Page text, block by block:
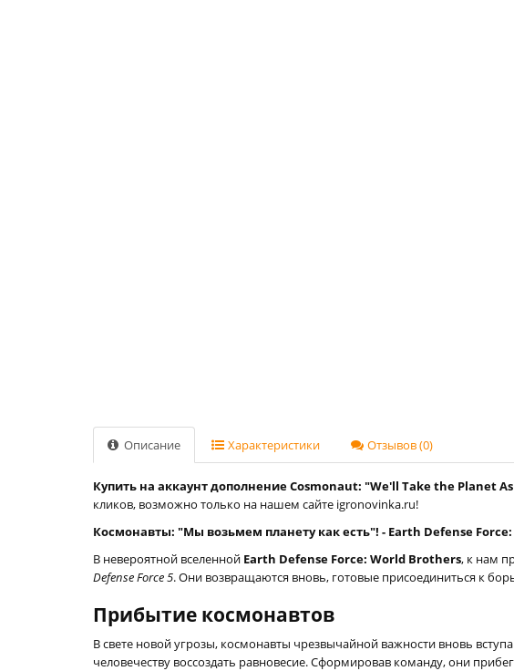
Описание Характеристики Отзывов (0)
Купить на аккаунт дополнение Cosmonaut: "We'll Take the Planet As
кликов, возможно только на нашем сайте igronovinka.ru!
Космонавты: "Мы возьмем планету как есть"! - Earth Defense
В невероятной вселенной Earth Defense Force: World Brothers, к нам
Defense Force 5. Они возвращаются вновь, готовые присоединиться к
Прибытие космонавтов
В свете новой угрозы, космонавты чрезвычайной важности вновь
человечеству воссоздать равновесие. Сформировав команду, они